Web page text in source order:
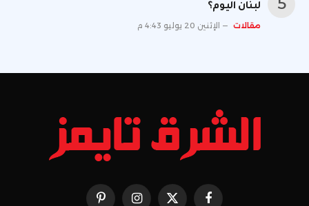
لبنان اليوم؟
مقالات الإثنين 20 يوليو 4:43 م